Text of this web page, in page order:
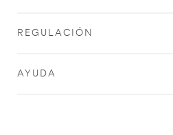
REGULACIÓN
AYUDA